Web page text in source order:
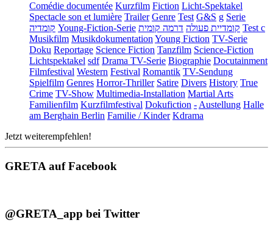
Comédie documentée Kurzfilm Fiction Licht-Spektakel
Spectacle son et lumière Trailer Genre Test G&S g Serie
קומדיה Young-Fiction-Serie קומדיית פעולה דרמה קומית
Test c
Musikfilm MusikdokumentationYoung Fiction TV-Serie
Doku Reportage Science Fiction Tanzfilm Science-Fiction
Lichtspektakel sdf Drama TV-Serie Biographie Docutainment
Filmfestival Western Festival Romantik TV-Sendung
Spielfilm Genres Horror-Thriller Satire Divers History True
Crime TV-Show Multimedia-Installation Martial Arts
Familienfilm Kurzfilmfestival Dokufiction -Austellung Halle
am Berghain Berlin Familie / Kinder Kdrama
Jetzt weiterempfehlen!
GRETA auf Facebook
@GRETA_app bei Twitter